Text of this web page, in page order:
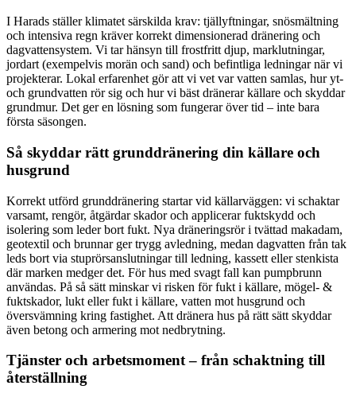
I Harads ställer klimatet särskilda krav: tjällyftningar, snösmältning
och intensiva regn kräver korrekt dimensionerad dränering och
dagvattensystem. Vi tar hänsyn till frostfritt djup, marklutningar,
jordart (exempelvis morän och sand) och befintliga ledningar när vi
projekterar. Lokal erfarenhet gör att vi vet var vatten samlas, hur yt-
och grundvatten rör sig och hur vi bäst dränerar källare och skyddar
grundmur. Det ger en lösning som fungerar över tid – inte bara
första säsongen.
Så skyddar rätt grunddränering din källare och
husgrund
Korrekt utförd grunddränering startar vid källarväggen: vi schaktar
varsamt, rengör, åtgärdar skador och applicerar fuktskydd och
isolering som leder bort fukt. Nya dräneringsrör i tvättad makadam,
geotextil och brunnar ger trygg avledning, medan dagvatten från tak
leds bort via stuprörsanslutningar till ledning, kassett eller stenkista
där marken medger det. För hus med svagt fall kan pumpbrunn
användas. På så sätt minskar vi risken för fukt i källare, mögel- &
fuktskador, lukt eller fukt i källare, vatten mot husgrund och
översvämning kring fastighet. Att dränera hus på rätt sätt skyddar
även betong och armering mot nedbrytning.
Tjänster och arbetsmoment – från schaktning till
återställning